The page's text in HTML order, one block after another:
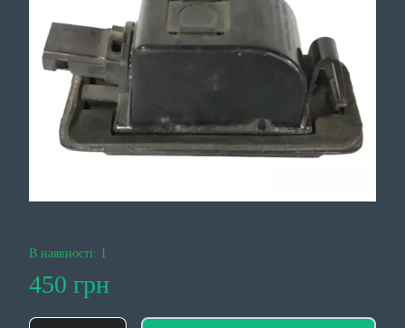
В наявності: 1
450 грн